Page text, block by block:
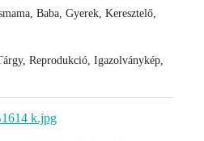
Baba, Gyerek, Keresztelő,
Reprodukció, Igazolványkép,